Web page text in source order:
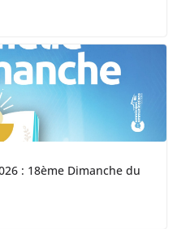
: 18ème Dimanche du